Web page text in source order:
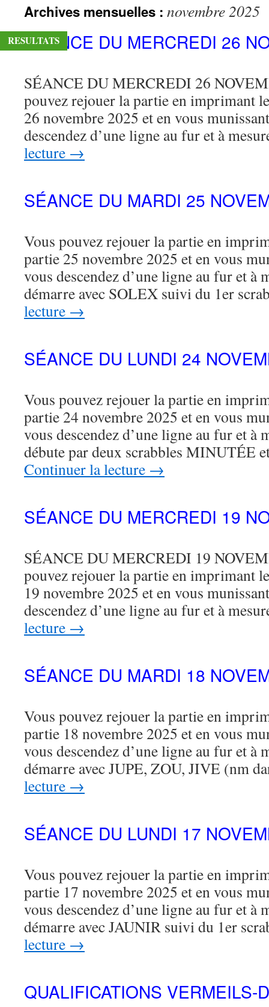
contenu
Archives mensuelles : novembre 2025
SÉANCE DU MERCREDI 26
SÉANCE DU MERCREDI 26
pouvez rejouer la partie en imprimant
26 novembre 2025 et en vous
descendez d’une ligne au fur et à
lecture →
SÉANCE DU MARDI 25
Vous pouvez rejouer la partie en
partie 25 novembre 2025 et en vous
vous descendez d’une ligne au fur et à
démarre avec SOLEX suivi du 1er
lecture →
SÉANCE DU LUNDI 24
Vous pouvez rejouer la partie en
partie 24 novembre 2025 et en vous
vous descendez d’une ligne au fur et à
débute par deux scrabbles MINUTÉE
Continuer la lecture →
SÉANCE DU MERCREDI 19
SÉANCE DU MERCREDI 19
pouvez rejouer la partie en imprimant
19 novembre 2025 et en vous
descendez d’une ligne au fur et à
lecture →
SÉANCE DU MARDI 18
Vous pouvez rejouer la partie en
partie 18 novembre 2025 et en vous
vous descendez d’une ligne au fur et à
démarre avec JUPE, ZOU, JIVE (nm
lecture →
SÉANCE DU LUNDI 17
Vous pouvez rejouer la partie en
partie 17 novembre 2025 et en vous
vous descendez d’une ligne au fur et à
démarre avec JAUNIR suivi du 1er
lecture →
QUALIFICATIONS VERMEILS-
RESULTATS